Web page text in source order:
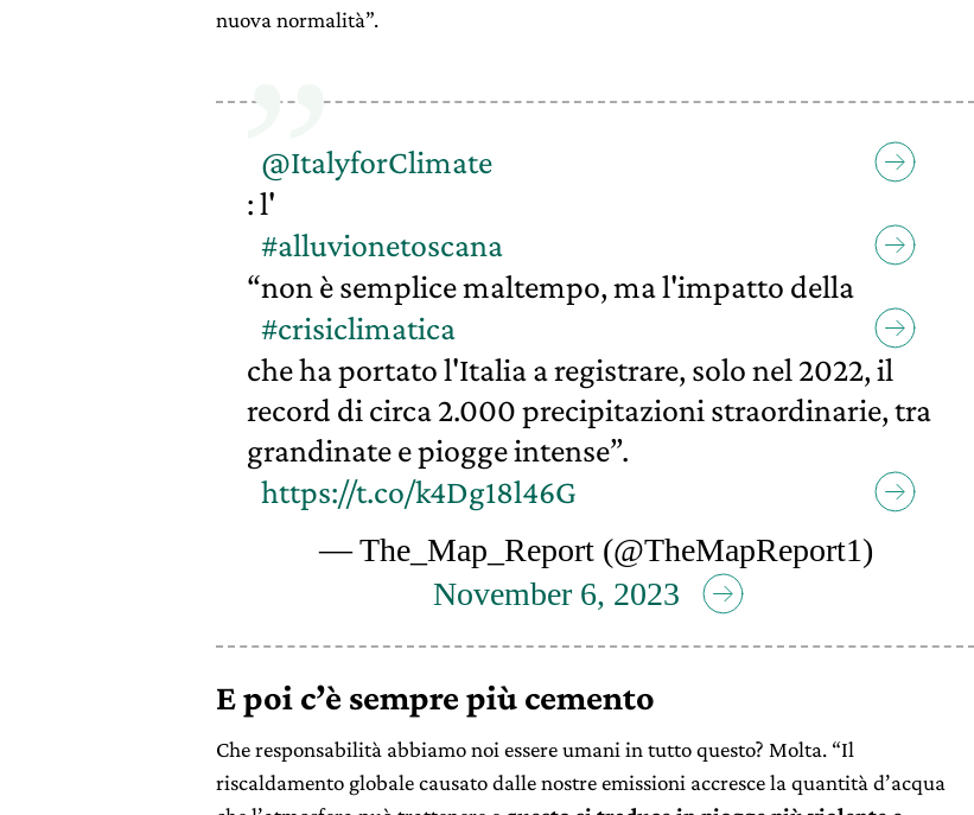
nuova normalità”.
@ItalyforClimate
: l'
#alluvionetoscana
“non è semplice maltempo, ma l'impatto della
#crisiclimatica
che ha portato l'Italia a registrare, solo nel 2022, il
record di circa 2.000 precipitazioni straordinarie, tra
grandinate e piogge intense”.
https://t.co/k4Dg18l46G
— The_Map_Report (@TheMapReport1)
November 6, 2023
E poi c’è sempre più cemento
Che responsabilità abbiamo noi essere umani in tutto questo? Molta. “Il
riscaldamento globale causato dalle nostre emissioni accresce la quantità d’acqua